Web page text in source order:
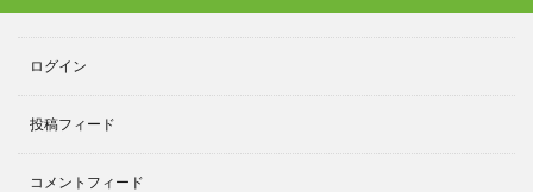
ログイン
投稿フィード
コメントフィード